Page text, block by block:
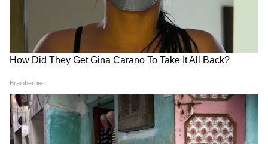
2026 के पुरुष एकल फाइनल में उन्होंने इटली के
फ्लेवियो कोबोली को 5 सेटों के बेहद रोमांचक मैच में हरा
दिया। यह मुकाबला पूरे 4 घंटे 20 मिनट तक चला और
जीत दर्ज करते ही ज्वेरेव कोर्ट पर ही भावुक होकर रो पड़े।
आज मौसम का हाल: 45 डिग्री वाली गर्मी के बीच आज
बारिश का अलर्ट
उत्तर भारत में गर्मी ने एक बार फिर अपने तेवर दिखाने